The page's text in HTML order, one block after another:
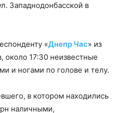
Западнодонбасской в
«Днепр Час» из
около 17:30 неизвестные
и ногами по голове и телу.
в котором находились
наличными,